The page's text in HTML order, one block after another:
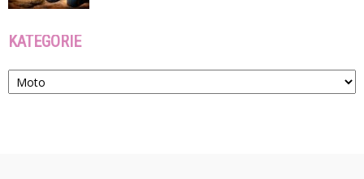
KATEGORIE
Kategorie